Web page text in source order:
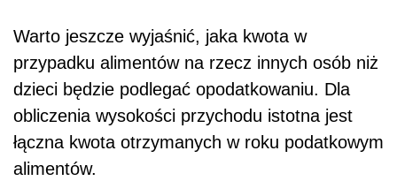
Warto jeszcze wyjaśnić, jaka kwota w
przypadku alimentów na rzecz innych osób niż
dzieci będzie podlegać opodatkowaniu. Dla
obliczenia wysokości przychodu istotna jest
łączna kwota otrzymanych w roku podatkowym
alimentów.